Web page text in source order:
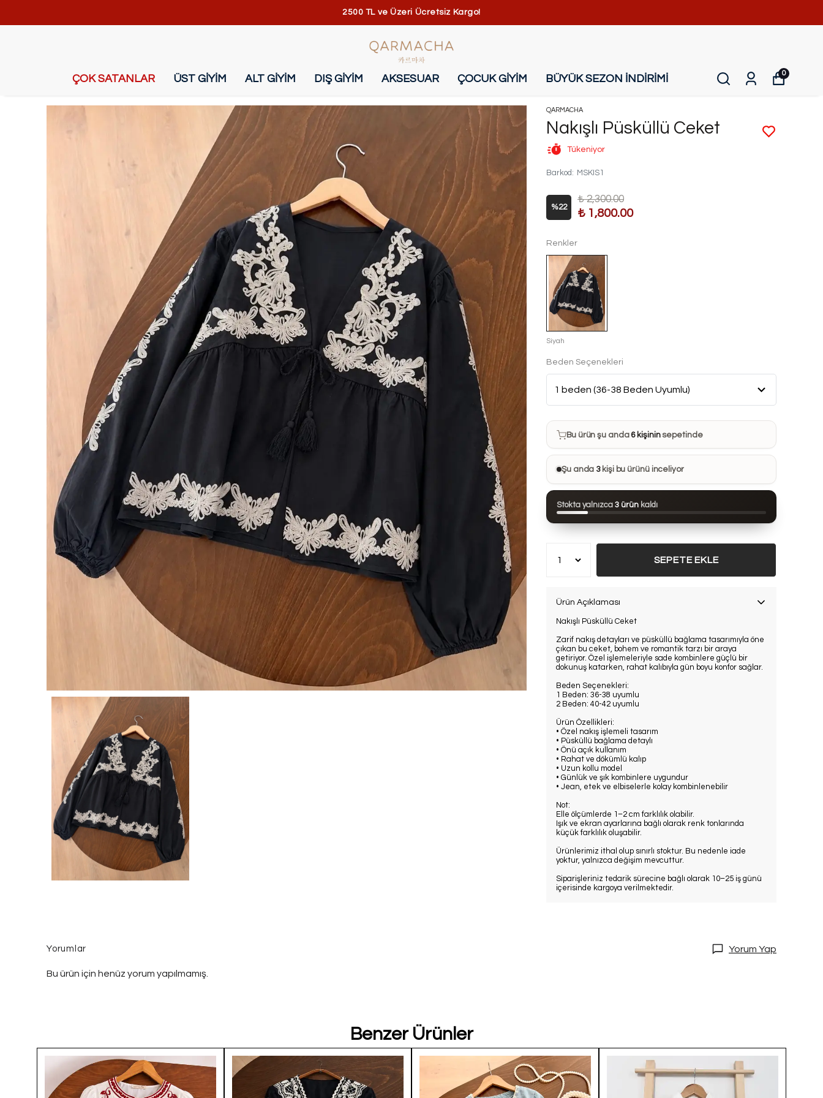
2500 TL ve Üzeri Ücretsiz Kargo!
ÇOK SATANLAR ÜST GİYİM ALT GİYİM DIŞ GİYİM AKSESUAR ÇOCUK GİYİM BÜYÜK SEZON İNDİRİMİ 0
QARMACHA
Nakışlı Püsküllü Ceket
Tükeniyor
Barkod : MSKIS1
%22
₺ 2,300.00
₺ 1,800.00
Renkler
Siyah
Beden Seçenekleri
Bu ürün son 7 günde19 kezsatın alındı
Bu ürün şu anda 6 kişininsepetinde
Bu ürünü 15 kişi favorilerine ekledi
Bu ürün son 24 saatte93 kezgörüntülendi
Şu anda 3kişi bu ürünü inceliyor
Stokta yalnızca 3 ürün kaldı
SEPETE EKLE
Ürün Açıklaması
Nakışlı Püsküllü Ceket
Zarif nakış detayları ve püsküllü bağlama tasarımıyla öne
çıkan bu ceket, bohem ve romantik tarzı bir araya
getiriyor. Özel işlemeleriyle sade kombinlere güçlü bir
dokunuş katarken, rahat kalıbıyla gün boyu konfor sağlar.
Beden Seçenekleri:
1 Beden: 36-38 uyumlu
2 Beden: 40-42 uyumlu
Ürün Özellikleri:
• Özel nakış işlemeli tasarım
• Püsküllü bağlama detaylı
• Önü açık kullanım
• Rahat ve dökümlü kalıp
• Uzun kollu model
• Günlük ve şık kombinlere uygundur
• Jean, etek ve elbiselerle kolay kombinlenebilir
Not:
Elle ölçümlerde 1–2 cm farklılık olabilir.
Işık ve ekran ayarlarına bağlı olarak renk tonlarında
küçük farklılık oluşabilir.
Ürünlerimiz ithal olup sınırlı stoktur. Bu nedenle iade
yoktur, yalnızca değişim mevcuttur.
Siparişleriniz tedarik sürecine bağlı olarak 10–25 iş günü
içerisinde kargoya verilmektedir.
Yorumlar Yorum Yap
Bu ürün için henüz yorum yapılmamış.
Benzer Ürünler